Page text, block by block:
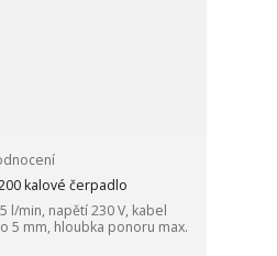
200 kalové čerpadlo
l/min, napětí 230 V, kabel
5 mm, hloubka ponoru max.